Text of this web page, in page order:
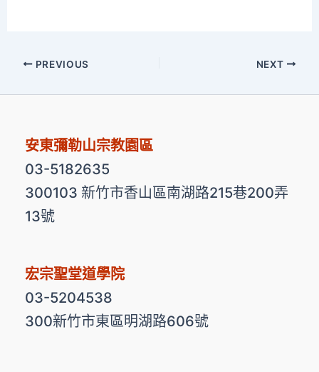
PREVIOUS NEXT
安東彌勒山宗教園區
03-5182635
300103 新竹市香山區南湖路215巷200弄
13號
宏宗聖堂道學院
03-5204538
300新竹市東區明湖路606號